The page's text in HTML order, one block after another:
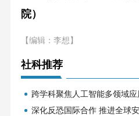
院）
【编辑：李想】
社科推荐
跨学科聚焦人工智能多领域应
深化反恐国际合作 推进全球